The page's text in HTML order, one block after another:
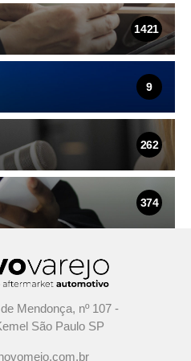
1421
9
262
374
Mendonça, nº 107 -
São Paulo SP